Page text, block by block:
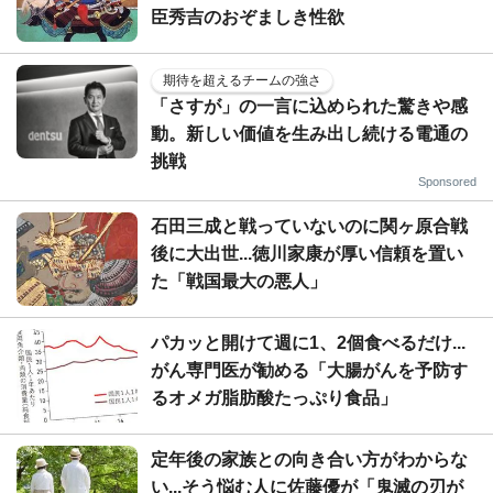
臣秀吉のおぞましき性欲
期待を超えるチームの強さ
「さすが」の一言に込められた驚きや感
動。新しい価値を生み出し続ける電通の
挑戦
Sponsored
石田三成と戦っていないのに関ヶ原合戦
後に大出世...徳川家康が厚い信頼を置い
た「戦国最大の悪人」
パカッと開けて週に1、2個食べるだけ...
がん専門医が勧める「大腸がんを予防す
るオメガ脂肪酸たっぷり食品」
定年後の家族との向き合い方がわからな
い...そう悩む人に佐藤優が「鬼滅の刃が